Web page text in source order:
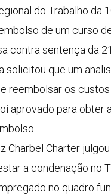
do Trabalho
de um curso
contra sentença da
solicitou que um
reembolsar os
aprovado para
Charbel Charter
a condenação no
no quadro